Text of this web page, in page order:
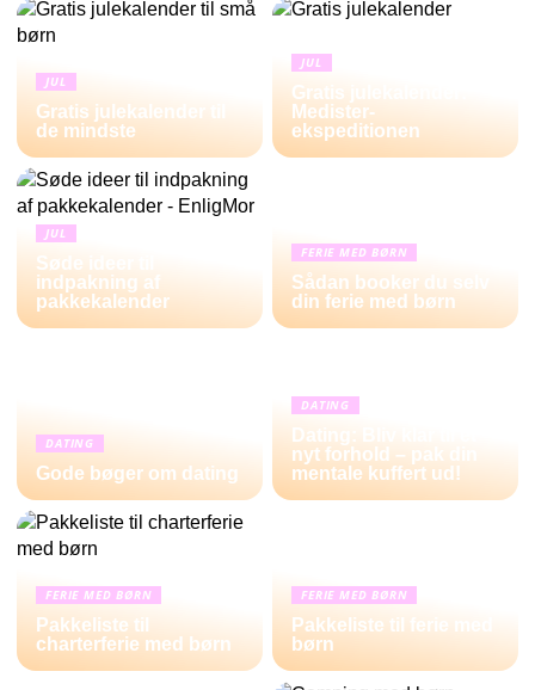
JUL
Gratis julekalender til
de mindste
JUL
Gratis julekalender:
Medister-
ekspeditionen
JUL
Søde ideer til
indpakning af
pakkekalender
FERIE MED BØRN
Sådan booker du selv
din ferie med børn
DATING
Gode bøger om dating
DATING
Dating: Bliv klar til et
nyt forhold – pak din
mentale kuffert ud!
FERIE MED BØRN
Pakkeliste til
charterferie med børn
FERIE MED BØRN
Pakkeliste til ferie med
børn